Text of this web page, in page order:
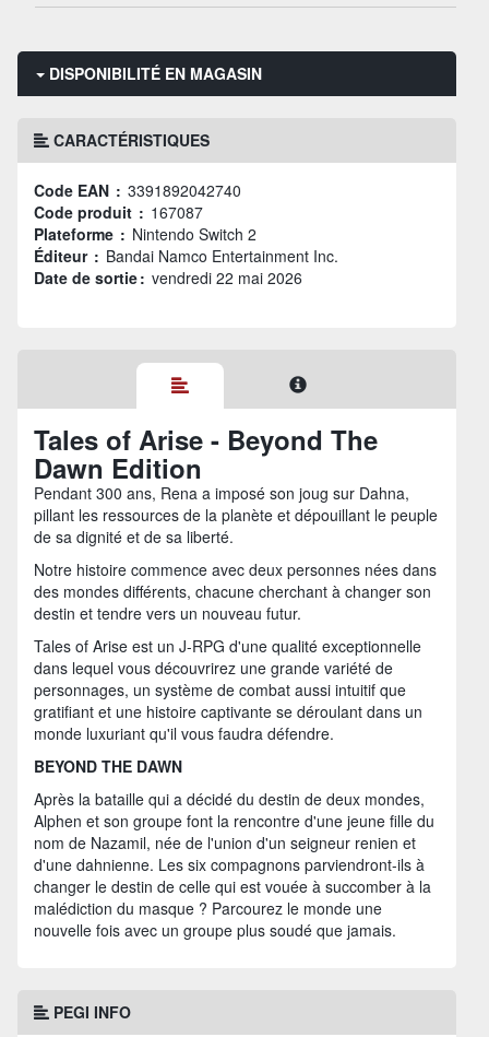
DISPONIBILITÉ EN MAGASIN
CARACTÉRISTIQUES
Code EAN : 3391892042740
Code produit : 167087
Plateforme : Nintendo Switch 2
Éditeur : Bandai Namco Entertainment Inc.
Date de sortie : vendredi 22 mai 2026
Tales of Arise - Beyond The
Dawn Edition
Pendant 300 ans, Rena a imposé son joug sur Dahna,
pillant les ressources de la planète et dépouillant le peuple
de sa dignité et de sa liberté.
Notre histoire commence avec deux personnes nées dans
des mondes différents, chacune cherchant à changer son
destin et tendre vers un nouveau futur.
Tales of Arise est un J-RPG d'une qualité exceptionnelle
dans lequel vous découvrirez une grande variété de
personnages, un système de combat aussi intuitif que
gratifiant et une histoire captivante se déroulant dans un
monde luxuriant qu'il vous faudra défendre.
BEYOND THE DAWN
Après la bataille qui a décidé du destin de deux mondes,
Alphen et son groupe font la rencontre d'une jeune fille du
nom de Nazamil, née de l'union d'un seigneur renien et
d'une dahnienne. Les six compagnons parviendront-ils à
changer le destin de celle qui est vouée à succomber à la
malédiction du masque ? Parcourez le monde une
nouvelle fois avec un groupe plus soudé que jamais.
PEGI INFO